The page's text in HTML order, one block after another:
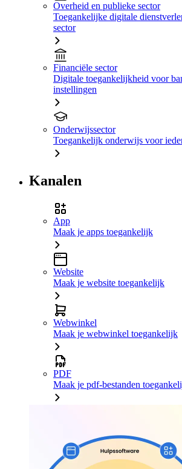
Overheid en publieke sector
Toegankelijke digitale
sector
Financiële sector
Digitale toegankelijkheid voor
instellingen
Onderwijssector
Toegankelijk onderwijs voor
Kanalen
App
Maak je apps toegankelijk
Website
Maak je website toegankelijk
Webwinkel
Maak je webwinkel toegankelijk
PDF
Maak je pdf-bestanden